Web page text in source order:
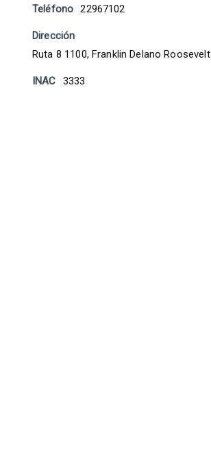
Teléfono 22967102
Dirección
Ruta 8 1100, Franklin Delano Roosevelt
INAC 3333